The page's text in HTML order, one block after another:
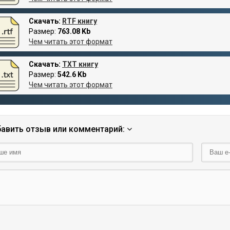
Скачать: RTF книгу
Размер: 763.08 Kb
Чем читать этот формат
Скачать: TXT книгу
Размер: 542.6 Kb
Чем читать этот формат
отзыв или комментарий: